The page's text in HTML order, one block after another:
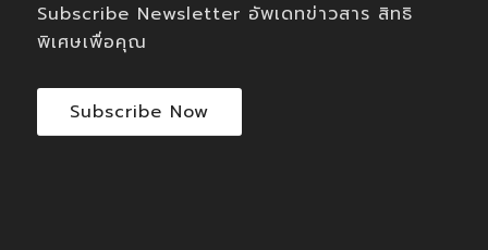
Subscribe Newsletter อัพเดทข่าวสาร สิทธิ
พิเศษเพื่อคุณ
Subscribe Now